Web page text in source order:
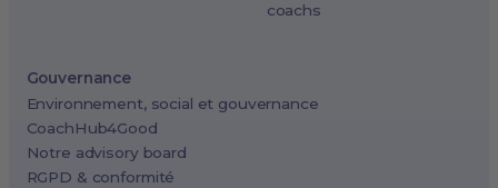
coachs
Gouvernance
Environnement, social et gouvernance
CoachHub4Good
Notre advisory board
RGPD & conformité